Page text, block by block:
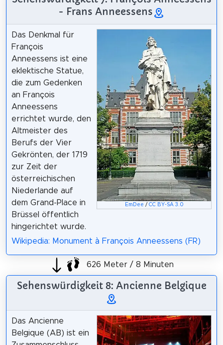
- Frans Anneessens
EmDee / CC BY-SA 3.0
Das Denkmal für
François
Anneessens ist eine
eklektische Statue,
die zum Gedenken
an François
Anneessens
errichtet wurde, den
Altmeister des
Berufs der Vier
Gekrönten, der 1719
zur Zeit der
österreichischen
Niederlande auf
dem Grand-Place in
Brüssel öffentlich
hingerichtet wurde.
Wikipedia: Monument à François Anneessens (FR)
626 Meter / 8 Minuten
Sehenswürdigkeit 8: Ancienne Belgique
Das Ancienne
Belgique (AB) ist ein